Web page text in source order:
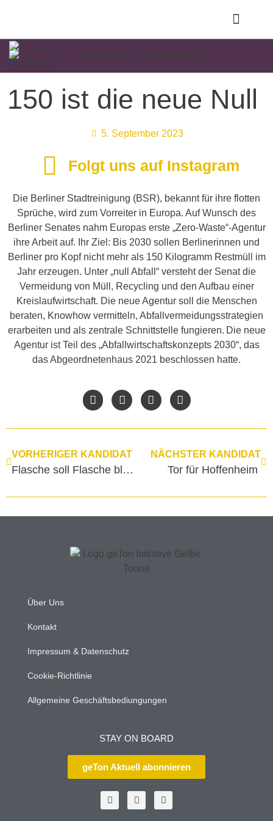
150 ist die neue Null
5. September 2023
Folgt uns auf Instagram
Die Berliner Stadtreinigung (BSR), bekannt für ihre flotten
Sprüche, wird zum Vorreiter in Europa. Auf Wunsch des
Berliner Senates nahm Europas erste „Zero-Waste“-Agentur
ihre Arbeit auf. Ihr Ziel: Bis 2030 sollen Berlinerinnen und
Berliner pro Kopf nicht mehr als 150 Kilogramm Restmüll im
Jahr erzeugen. Unter „null Abfall“ versteht der Senat die
Vermeidung von Müll, Recycling und den Aufbau einer
Kreislaufwirtschaft. Die neue Agentur soll die Menschen
beraten, Knowhow vermitteln, Abfallvermeidungsstrategien
erarbeiten und als zentrale Schnittstelle fungieren. Die neue
Agentur ist Teil des „Abfallwirtschaftskonzepts 2030“, das
das Abgeordnetenhaus 2021 beschlossen hatte.
VORHERIGER KANDIDAT
Flasche soll Flasche bleiben
NÄCHSTER KANDIDAT
Tor für Hoffenheim
Über Uns
Kontakt
Impressum & Datenschutz
Cookie-Richtlinie
Allgemeine Geschäftsbediungungen
STAY ON BOARD
geTon Aktuell abonnieren